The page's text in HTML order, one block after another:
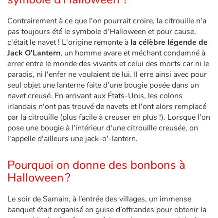
Blog
Actualités
Par thématique
Rencontres et témoignages
Contes d'ici et d'ailleurs
Autour de la lecture
Apprendre à lire
Livre audio
Contrairement à ce que l'on pourrait croire, la citrouille n'a
pas toujours été le symbole d'Halloween et pour cause,
c'était le navet ! L'origine remonte à la célèbre légende de
Jack O'Lantern, un homme avare et méchant condamné à
errer entre le monde des vivants et celui des morts car ni le
paradis, ni l'enfer ne voulaient de lui. Il erre ainsi avec pour
seul objet une lanterne faite d'une bougie posée dans un
navet creusé. En arrivant aux États-Unis, les colons
irlandais n'ont pas trouvé de navets et l'ont alors remplacé
par la citrouille (plus facile à creuser en plus !). Lorsque l'on
pose une bougie à l'intérieur d'une citrouille creusée, on
l'appelle d'ailleurs une jack-o'-lantern.
Pourquoi on donne des bonbons à
Halloween ?
Le soir de Samain, à l’entrée des villages, un immense
banquet était organisé en guise d’offrandes pour obtenir la